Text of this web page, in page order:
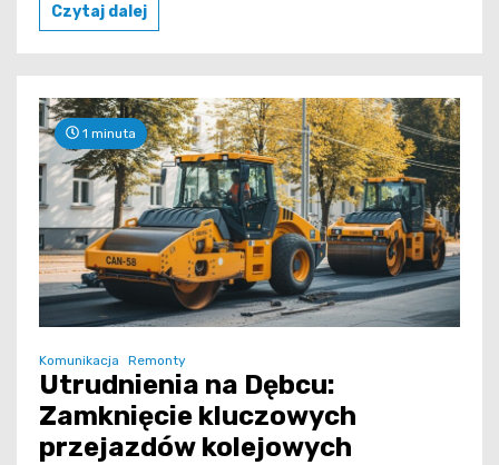
Czytaj dalej
1 minuta
Komunikacja Remonty
Utrudnienia na Dębcu:
Zamknięcie kluczowych
przejazdów kolejowych